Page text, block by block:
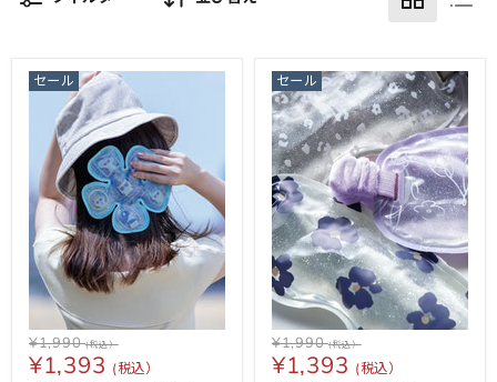
セール
¥1,990
¥1,393
セール
¥1,990
¥1,393